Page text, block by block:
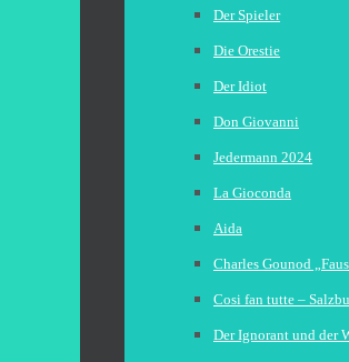
Der Spieler
Die Orestie
Der Idiot
Don Giovanni
Jedermann 2024
La Gioconda
Aida
Charles Gounod
Cosi fan tutte –
Der Ignorant und der